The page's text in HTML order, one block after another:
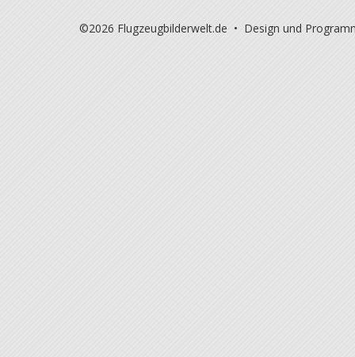
©2026 Flugzeugbilderwelt.de • Design und